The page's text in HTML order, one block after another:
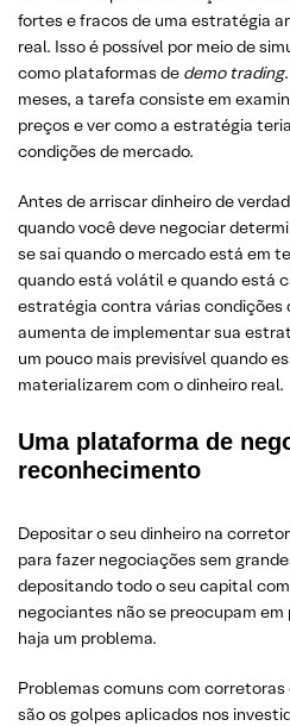
fortes e fracos de uma estratégia
real. Isso é possível por meio de
como plataformas de demo trading
meses, a tarefa consiste em
preços e ver como a estratégia
condições de mercado.
Antes de arriscar dinheiro de
quando você deve negociar
se sai quando o mercado está em
quando está volátil e quando está
estratégia contra várias condições
aumenta de implementar sua
um pouco mais previsível quando
materializarem com o dinheiro real.
Uma plataforma de
reconhecimento
Depositar o seu dinheiro na
para fazer negociações sem
depositando todo o seu capital
negociantes não se preocupam
haja um problema.
Problemas comuns com
são os golpes aplicados nos